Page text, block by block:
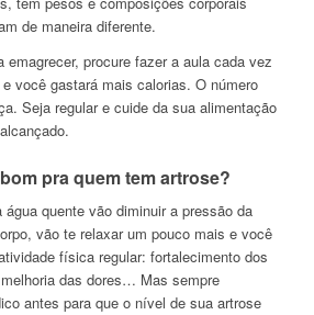
de maneira diferente.
emagrecer, procure fazer a aula cada vez
você gastará mais calorias. O número
Seja regular e cuide da sua alimentação
pra quem tem artrose?
quente vão diminuir a pressão da
vão te relaxar um pouco mais e você
física regular: fortalecimento dos
das dores… Mas sempre
antes para que o nível de sua artrose